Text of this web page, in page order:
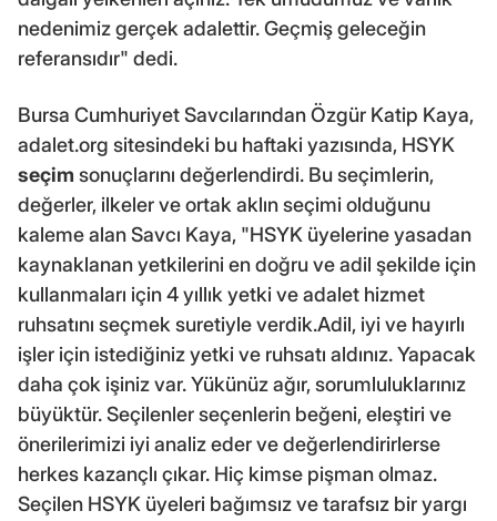
nedenimiz gerçek adalettir. Geçmiş geleceğin
referansıdır" dedi.
Bursa Cumhuriyet Savcılarından Özgür Katip Kaya,
adalet.org sitesindeki bu haftaki yazısında, HSYK
seçim sonuçlarını değerlendirdi. Bu seçimlerin,
değerler, ilkeler ve ortak aklın seçimi olduğunu
kaleme alan Savcı Kaya, "HSYK üyelerine yasadan
kaynaklanan yetkilerini en doğru ve adil şekilde için
kullanmaları için 4 yıllık yetki ve adalet hizmet
ruhsatını seçmek suretiyle verdik.Adil, iyi ve hayırlı
işler için istediğiniz yetki ve ruhsatı aldınız. Yapacak
daha çok işiniz var. Yükünüz ağır, sorumluluklarınız
büyüktür. Seçilenler seçenlerin beğeni, eleştiri ve
önerilerimizi iyi analiz eder ve değerlendirirlerse
herkes kazançlı çıkar. Hiç kimse pişman olmaz.
Seçilen HSYK üyeleri bağımsız ve tarafsız bir yargı